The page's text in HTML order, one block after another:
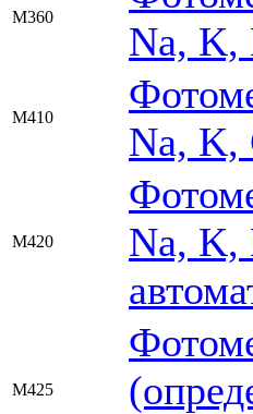
M360
Na, K,
M410
Na, K,
M420
Na, K,
M425